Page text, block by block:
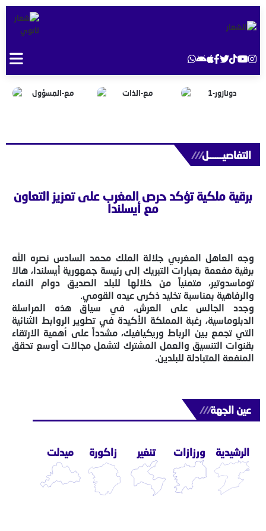
التفاصيــــــل///
برقية ملكية تؤكد حرص المغرب على تعزيز التعاون
مع أيسلندا
وجه العاهل المغربي جلالة الملك محمد السادس نصره الله
برقية مفعمة بعبارات التبريك إلى رئيسة جمهورية أيسلندا، هالا
توماسدوتير، متمنياً من خلالها للبلد الصديق دوام النماء
والرفاهية بمناسبة تخليد ذكرى عيده القومي.
وجدد الجالس على العرش، في سياق هذه المراسلة
الدبلوماسية، رغبة المملكة الأكيدة في تطوير الروابط الثنائية
التي تجمع بين الرباط وريكيافيك، مشدداً على أهمية الارتقاء
بقنوات التنسيق والعمل المشترك لتشمل مجالات أوسع تحقق
المنفعة المتبادلة للبلدين.
عين الجهة///
الرشيدية ورزازات تنغير زاكورة ميدلت